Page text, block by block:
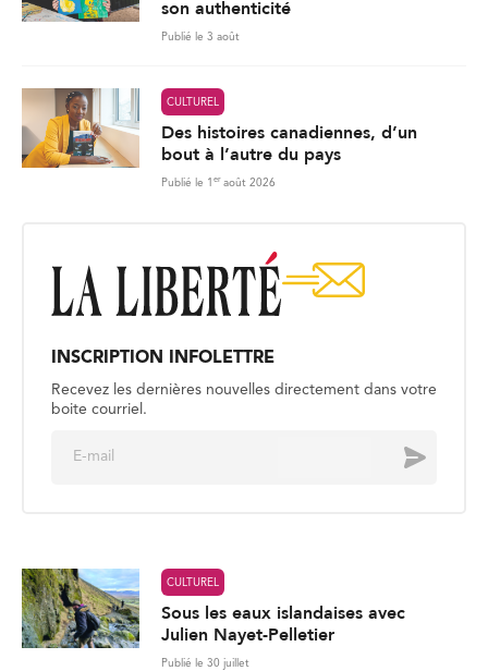
son authenticité
Publié le 3 août
CULTUREL
Des histoires canadiennes, d’un
bout à l’autre du pays
Publié le 1 er août 2026
INSCRIPTION INFOLETTRE
Recevez les dernières nouvelles directement dans votre
boite courriel.
Envoyer
CULTUREL
Sous les eaux islandaises avec
Julien Nayet-Pelletier
Publié le 30 juillet